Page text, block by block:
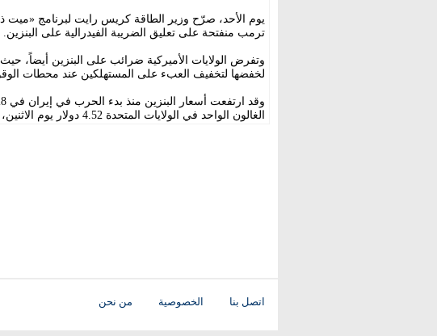
يوم الأحد، صرّح وزير الطاقة كريس رايت لبرنامج «ميت
ترمب منفتحة على تعليق الضريبة الفيدرالية على البنزين.
وتفرض الولايات الأميركية ضرائب على البنزين أيضاً،
لخفضها لتخفيف العبء على المستهلكين عند محطات
الغالون الواحد في الولايات المتحدة 4.52 دولار يوم الاثنين، وفقاً لجمعية السيارات الأميركية.
اتصل بنا الخصوصية من نحن